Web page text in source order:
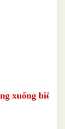
xuống biển.